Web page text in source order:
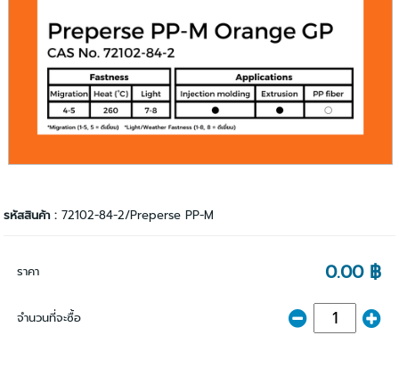
รหัสสินค้า :72102-84-2/Preperse PP-M
ราคา 0.00 ฿
จำนวนที่จะซื้อ